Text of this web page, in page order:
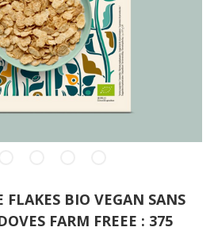
FLAKES BIO VEGAN SANS
FARM FREEE : 375